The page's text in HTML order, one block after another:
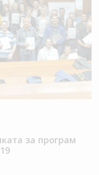
за програм